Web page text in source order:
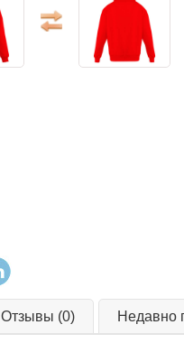
Отзывы (0) Недавно